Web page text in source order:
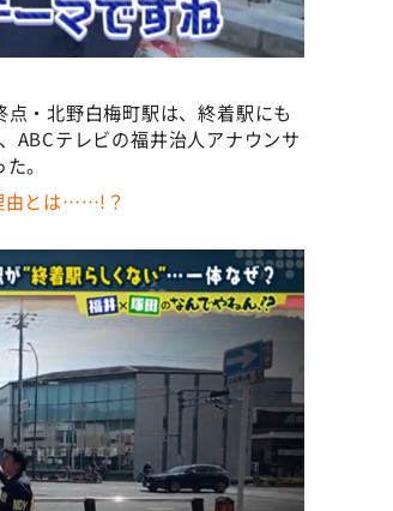
・北野白梅町駅は、終着駅にも
ABCテレビの福井治人アナウンサ
。
由とは……!？